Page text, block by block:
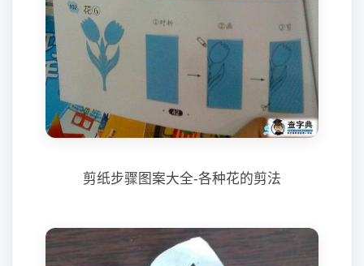
剪纸步骤图案大全-各种花的剪法